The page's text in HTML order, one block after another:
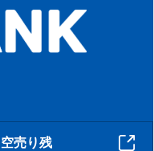
空売り残